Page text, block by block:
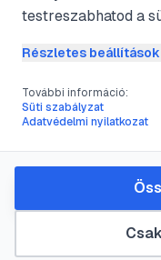
kormány#
A kormány
@Iamszepi•
testreszabhatod a
Részletes
További információ:
Süti szabályzat
Adatvédelmi nyilatkozat